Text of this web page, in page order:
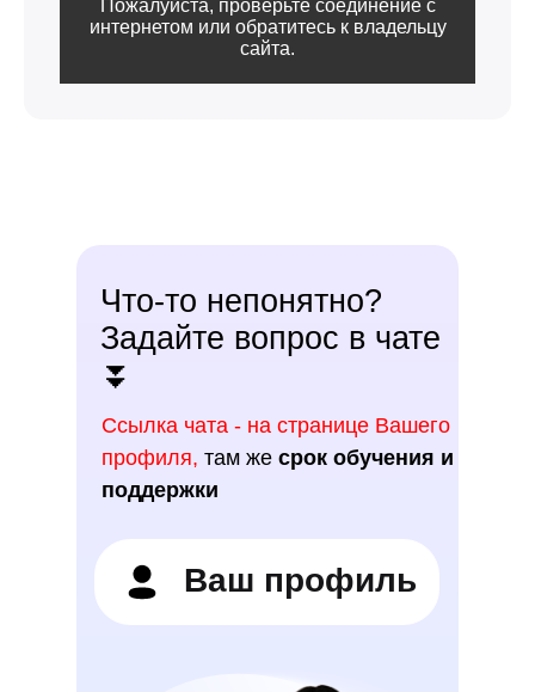
Пожалуйста, проверьте соединение с
интернетом или обратитесь к владельцу
сайта.
Что-то непонятно?
Задайте вопрос в чате
⏬
Ваш профиль
Ссылка чата - на странице Вашего
профиля, там же срок обучения и
поддержки